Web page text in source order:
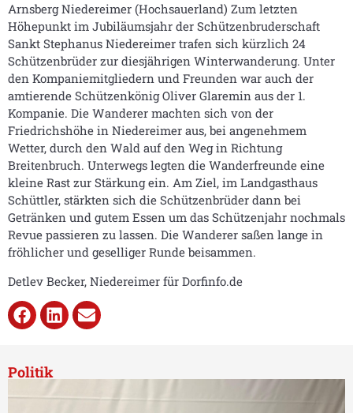
Arnsberg Niedereimer (Hochsauerland) Zum letzten
Höhepunkt im Jubiläumsjahr der Schützenbruderschaft
Sankt Stephanus Niedereimer trafen sich kürzlich 24
Schützenbrüder zur diesjährigen Winterwanderung. Unter
den Kompaniemitgliedern und Freunden war auch der
amtierende Schützenkönig Oliver Glaremin aus der 1.
Kompanie. Die Wanderer machten sich von der
Friedrichshöhe in Niedereimer aus, bei angenehmem
Wetter, durch den Wald auf den Weg in Richtung
Breitenbruch. Unterwegs legten die Wanderfreunde eine
kleine Rast zur Stärkung ein. Am Ziel, im Landgasthaus
Schüttler, stärkten sich die Schützenbrüder dann bei
Getränken und gutem Essen um das Schützenjahr nochmals
Revue passieren zu lassen. Die Wanderer saßen lange in
fröhlicher und geselliger Runde beisammen.
Detlev Becker, Niedereimer für Dorfinfo.de
Politik